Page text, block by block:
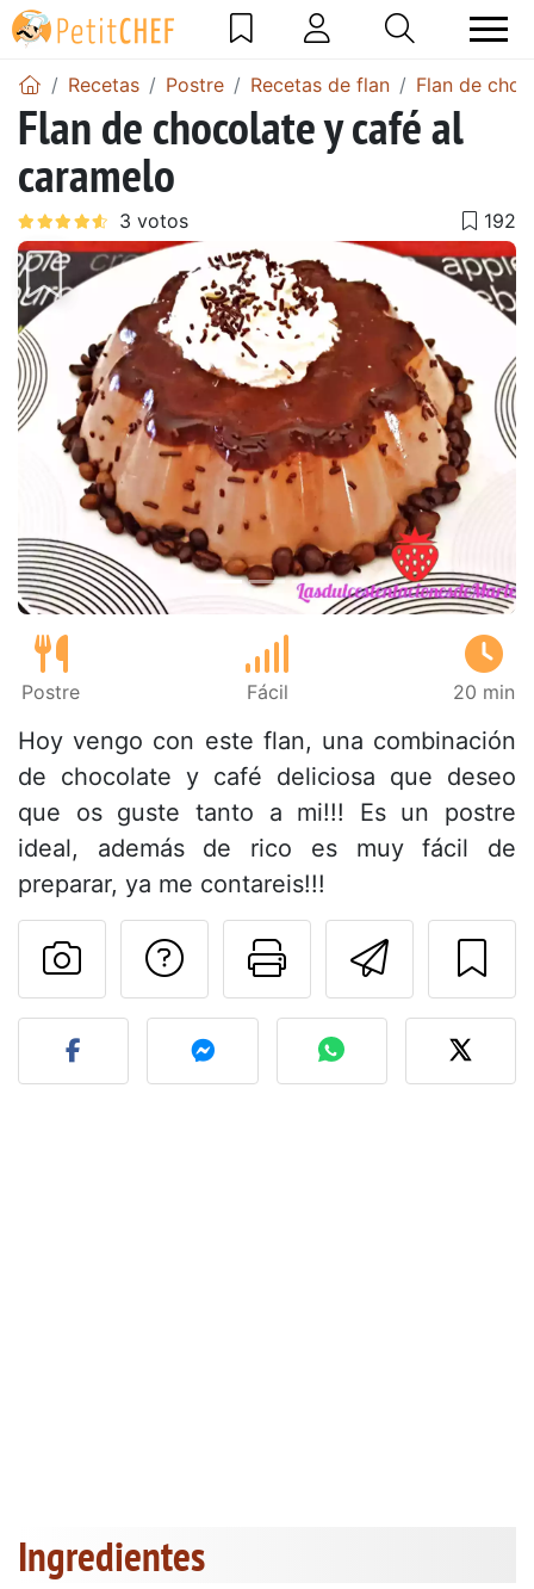
Recetas Postre Recetas de flan Flan de
Flan de chocolate y café al
caramelo
Anterior
Postre Fácil 20 min
Hoy vengo con este flan, una combinación
de chocolate y café deliciosa que deseo
que os guste tanto a mi!!! Es un postre
ideal, además de rico es muy fácil de
preparar, ya me contareis!!!
Imprimir
Preguntar al autor
Publicar la foto de esta
Ingredientes